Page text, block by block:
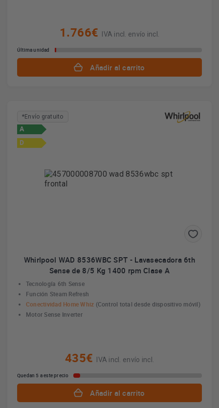
1.766€ IVA incl. envío incl.
Última unidad
Añadir al carrito
*Envío gratuito
A
D
Whirlpool WAD 8536WBC SPT - Lavasecadora 6th
Sense de 8/5 Kg 1400 rpm Clase A
Tecnología 6th Sense
Función Steam Refresh
Conectividad Home Whiz (Control total desde dispositivo móvil)
Motor Sense Inverter
435€ IVA incl. envío incl.
Quedan 5 a este precio
Añadir al carrito